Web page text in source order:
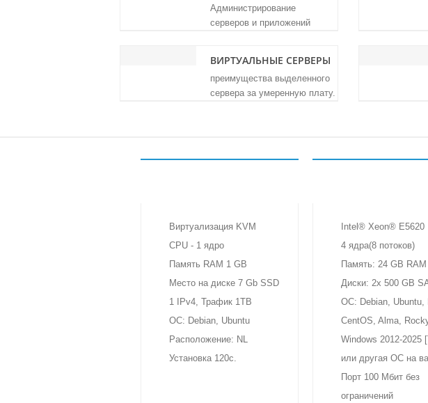
Администрирование
серверов и приложений
ВИРТУАЛЬНЫЕ СЕРВЕРЫ
преимущества выделенного
сервера за умеренную плату.
Виртуализация KVM
CPU - 1 ядро
Память RAM 1 GB
Место на диске 7 Gb SSD
1 IPv4, Трафик 1TB
OC: Debian, Ubuntu
Расположение: NL
Установка 120с.
Intel® Xeon® E5620
4 ядра(8 потоков)
Память: 24 GB RAM
Диски: 2x 500 GB
ОС: Debian, Ubuntu,
CentOS, Alma,
Windows 2012-2025
или другая ОС на
Порт 100 Мбит без
ограничений